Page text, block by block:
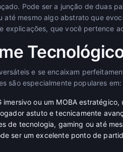
Pode ser a junção de duas
mesmo algo abstrato que
explicações, que você pertence
e se encaixam
são especialmente populares em:
imersivo ou um MOBA
astuto e tecnicamente
de tecnologia, gaming ou até
ser um excelente ponto de